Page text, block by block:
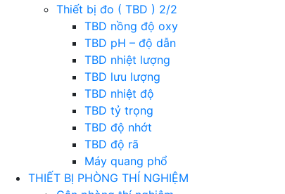
Thiết bị đo ( TBD ) 2/2
TBD nồng độ oxy
TBD pH – độ dẫn
TBD nhiệt lượng
TBD lưu lượng
TBD nhiệt độ
TBD tỷ trọng
TBD độ nhớt
TBD độ rã
Máy quang phổ
THIẾT BỊ PHÒNG THÍ NGHIỆM